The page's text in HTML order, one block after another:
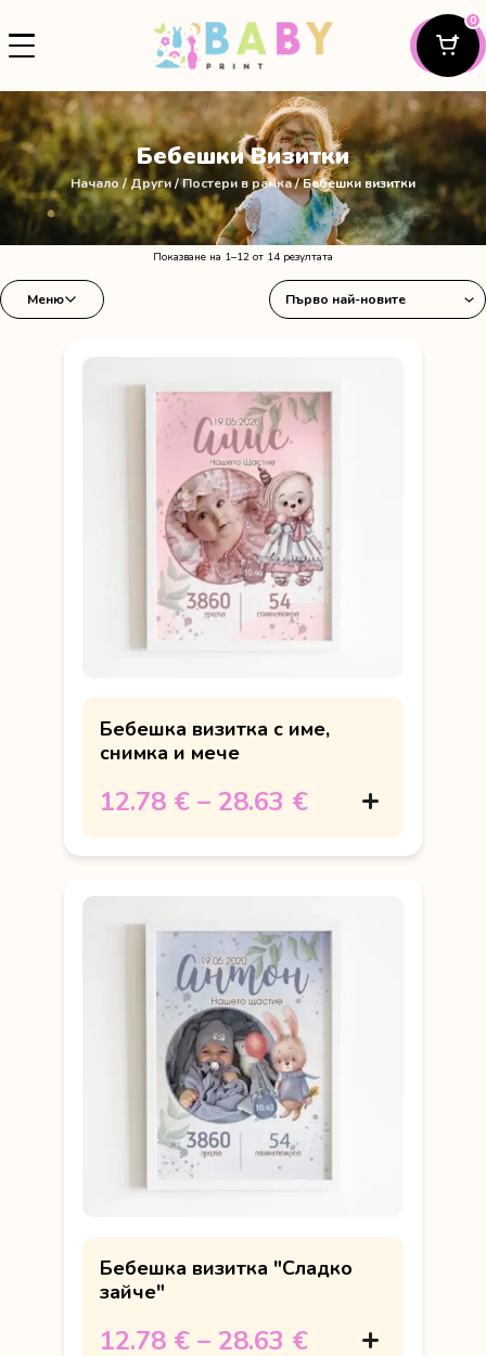
0
Бебешки Визитки
Начало/Други/Постери в рамка/ Бебешки визитки
Показване на 1–12 от 14 резултата
by
latest
Меню
Бебешка визитка с име,
снимка и мече
12.78 € – 28.63 €
Бебешка визитка "Сладко
зайче"
12.78 € – 28.63 €